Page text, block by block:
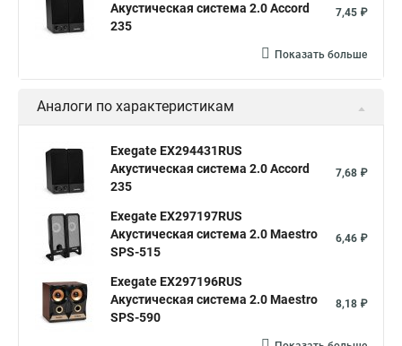
Акустическая система 2.0 Accord
235
7,45 ₽
Показать больше
Аналоги по характеристикам
Exegate EX294431RUS
Акустическая система 2.0 Accord
235
7,68 ₽
Exegate EX297197RUS
Акустическая система 2.0 Maestro
SPS-515
6,46 ₽
Exegate EX297196RUS
Акустическая система 2.0 Maestro
SPS-590
8,18 ₽